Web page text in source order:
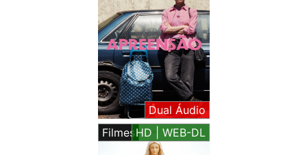
Dual Áudio
FilmesHD | WEB-DL